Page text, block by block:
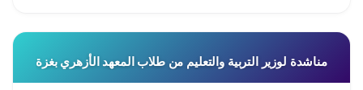
مناشدة لوزير التربية والتعليم من طلاب المعهد الأزهري بغزة